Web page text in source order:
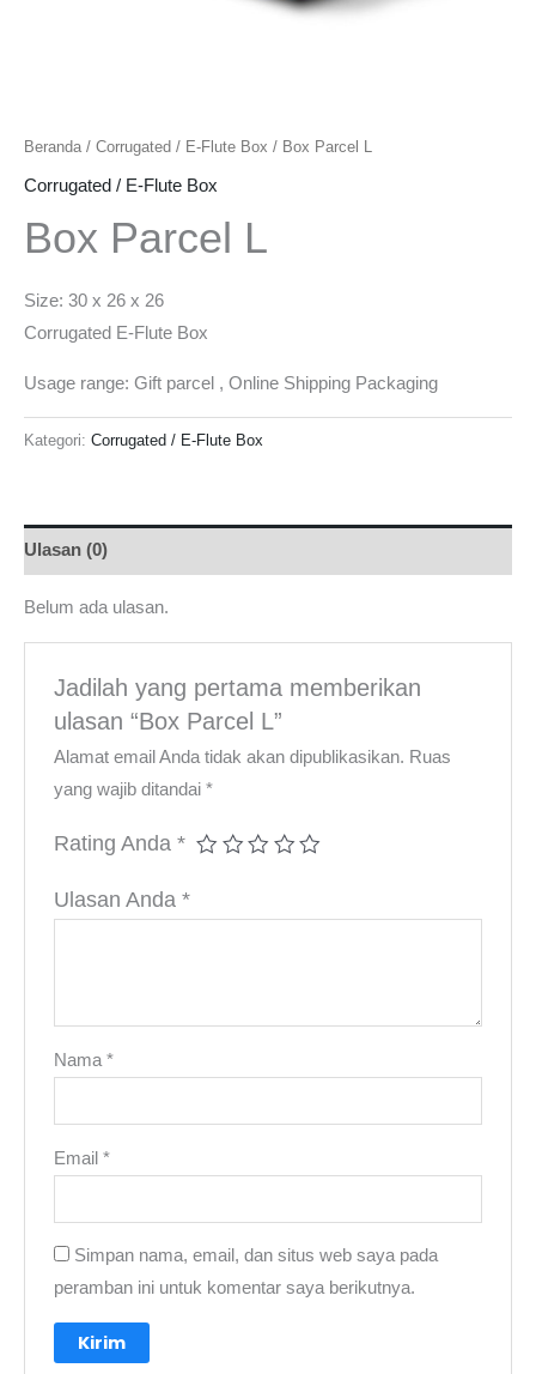
Beranda / Corrugated / E-Flute Box / Box Parcel L
Corrugated / E-Flute Box
Box Parcel L
Size: 30 x 26 x 26
Corrugated E-Flute Box
Usage range: Gift parcel , Online Shipping Packaging
Kategori: Corrugated / E-Flute Box
Ulasan (0)
Belum ada ulasan.
Jadilah yang pertama memberikan
ulasan “Box Parcel L”
Alamat email Anda tidak akan dipublikasikan. Ruas
yang wajib ditandai*
Rating Anda*
Ulasan Anda*
Nama*
Email*
Simpan nama, email, dan situs web saya pada
peramban ini untuk komentar saya berikutnya.